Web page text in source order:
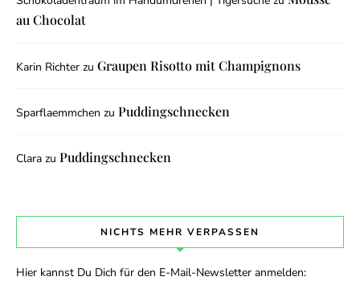
au Chocolat
Karin Richter zu Graupen Risotto mit Champignons
Sparflaemmchen zu Puddingschnecken
Clara zu Puddingschnecken
NICHTS MEHR VERPASSEN
Hier kannst Du Dich für den E-Mail-Newsletter anmelden: